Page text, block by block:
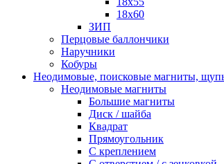
18х60
ЗИП
Перцовые баллончики
Наручники
Кобуры
Неодимовые, поисковые магниты,
Неодимовые магниты
Большие магниты
Диск / шайба
Квадрат
Прямоугольник
С креплением